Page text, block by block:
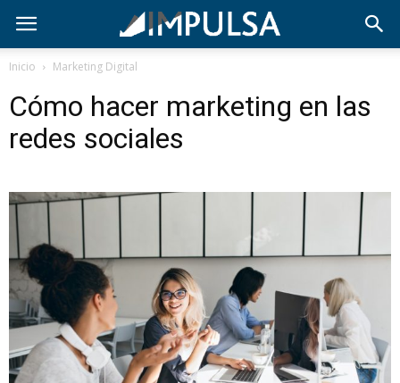
Inicio Marketing Digital
Cómo hacer marketing en las
redes sociales